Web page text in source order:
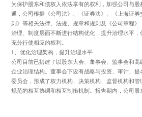
为保护股东和债权人依法享有的权利，加强公司与
通，公司根据《公司法》、《证券法》、《上海证
则》等相关法律、法规、规章和规则及《公司章程》
治理、制度层面不断进行结构优化，提升治理水平，
充分行使相应的权利。
1、优化治理架构，提升治理水平
公司目前已搭建了以股东大会、董事会、监事会和
企业治理结构。董事会下设有战略与投资、审计、提
委员会，形成了权力机构、决策机构、监督机构和
规范的相互协调和相互制衡机制。报告期内，公司